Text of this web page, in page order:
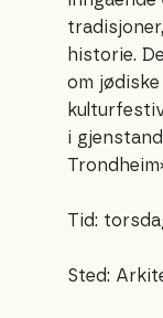
historie.
om
i
Tid:
Sted: